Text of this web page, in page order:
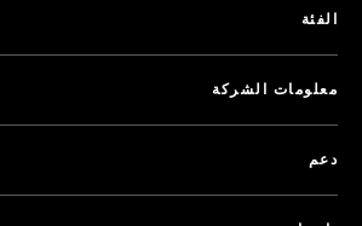
الفئة
معلومات الشركة
دعم